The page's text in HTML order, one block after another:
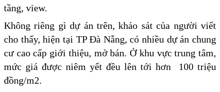
tầng, view.
Không riêng gì dự án trên, khảo sát của người viết
cho thấy, hiện tại TP Đà Nẵng, có nhiều dự án chung
cư cao cấp giới thiệu, mở bán. Ở khu vực trung tâm,
mức giá được niêm yết đều lên tới hơn 100 triệu
đồng/m2.